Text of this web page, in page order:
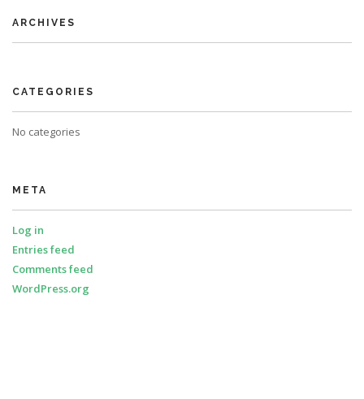
ARCHIVES
CATEGORIES
No categories
META
Log in
Entries feed
Comments feed
WordPress.org